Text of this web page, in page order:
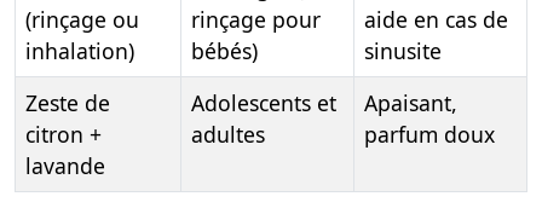
(rinçage ou
inhalation)
rinçage pour
bébés)
aide en cas de
sinusite
Zeste de
citron +
lavande
Adolescents et
adultes
Apaisant,
parfum doux